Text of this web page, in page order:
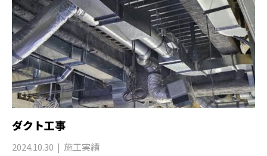
ダクト⼯事
2024.10.30 施工実績